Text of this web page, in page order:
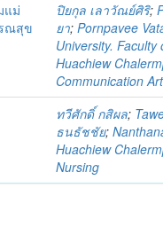
แม่
ณสุข
ปิยกุล เลาวัณย์ศิริ;
ยา;Pornpavee
University.
Huachiew
Communication
ทวีศักดิ์ กสิผล;
ธนธัชชัย;
Huachiew
Nursing